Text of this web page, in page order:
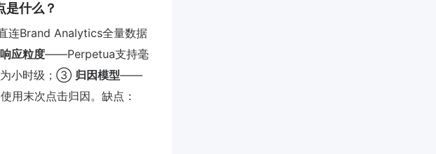
什么？
连Brand Analytics全量数据
应粒度——Perpetua支持毫
为小时级；③ 归因模型——
用末次点击归因。缺点：